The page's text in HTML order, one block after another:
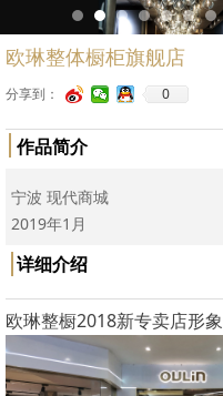
欧琳整体橱柜旗舰店
宁波 现代商城
2019年1月
作品简介
分享到： 0
欧琳整橱2018新专卖店形象
详细介绍